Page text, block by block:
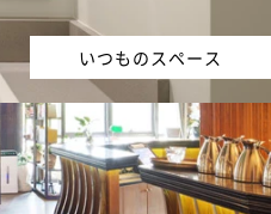
いつものスペース